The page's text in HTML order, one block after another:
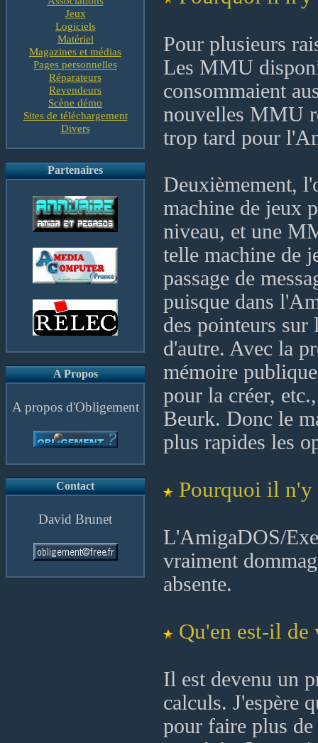
Jeux
Logiciels
Matériel
Magazines et médias
Pages personnelles
Réparateurs
Revendeurs
Scène démo
Sites de téléchargement
Divers
Partenaires
A Propos
A propos d'Obligement
Contact
David Brunet
Pour plusieurs
Les MMU
consommaient
nouvelles MMU
trop tard pour
Deuxièmement,
machine de jeux
niveau, et une
telle machine de
passage de
puisque dans
des pointeurs sur
d'autre. Avec la
mémoire
pour la créer,
Beurk. Donc le
plus rapides les
Pourquoi il n'y
L'AmigaDOS/
vraiment
absente.
Qu'en est-il de
Il est devenu un
calculs. J'espère
pour faire plus